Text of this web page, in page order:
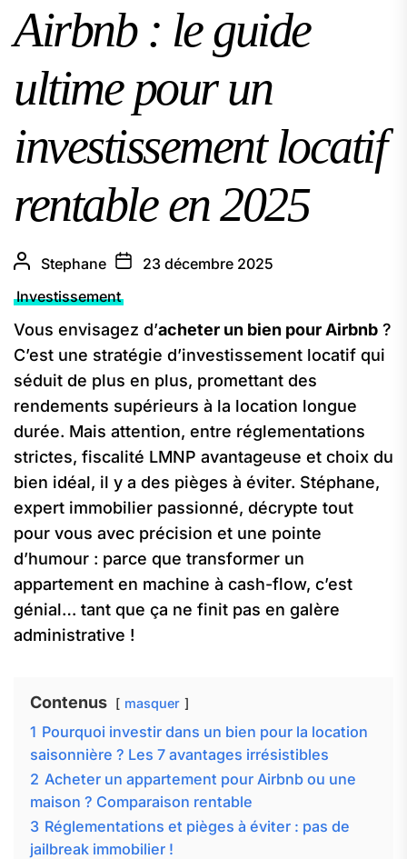
Airbnb : le guide
ultime pour un
investissement locatif
rentable en 2025
Stephane
23 décembre 2025
Investissement
Vous envisagez d’acheter un bien pour Airbnb ?
C’est une stratégie d’investissement locatif qui
séduit de plus en plus, promettant des
rendements supérieurs à la location longue
durée. Mais attention, entre réglementations
strictes, fiscalité LMNP avantageuse et choix du
bien idéal, il y a des pièges à éviter. Stéphane,
expert immobilier passionné, décrypte tout
pour vous avec précision et une pointe
d’humour : parce que transformer un
appartement en machine à cash-flow, c’est
génial… tant que ça ne finit pas en galère
administrative !
Contenus masquer
1 Pourquoi investir dans un bien pour la location
saisonnière ? Les 7 avantages irrésistibles
2 Acheter un appartement pour Airbnb ou une
maison ? Comparaison rentable
3 Réglementations et pièges à éviter : pas de
jailbreak immobilier !